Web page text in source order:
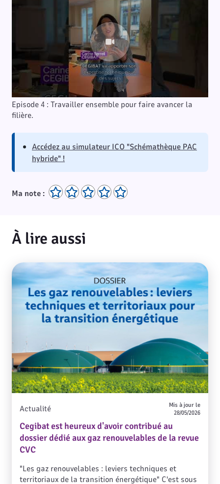
Episode 4 : Travailler ensemble pour faire avancer la
filière.
Accédez au simulateur ICO "Schémathèque PAC
hybride" !
Ma note :
À lire aussi
Cegibat est heureux d'avoir contribué au
dossier dédié aux gaz renouvelables de la revue
CVC
Actualité
Mis à jour le
28/05/2026
"Les gaz renouvelables : leviers techniques et
territoriaux de la transition énergétique" C'est sous